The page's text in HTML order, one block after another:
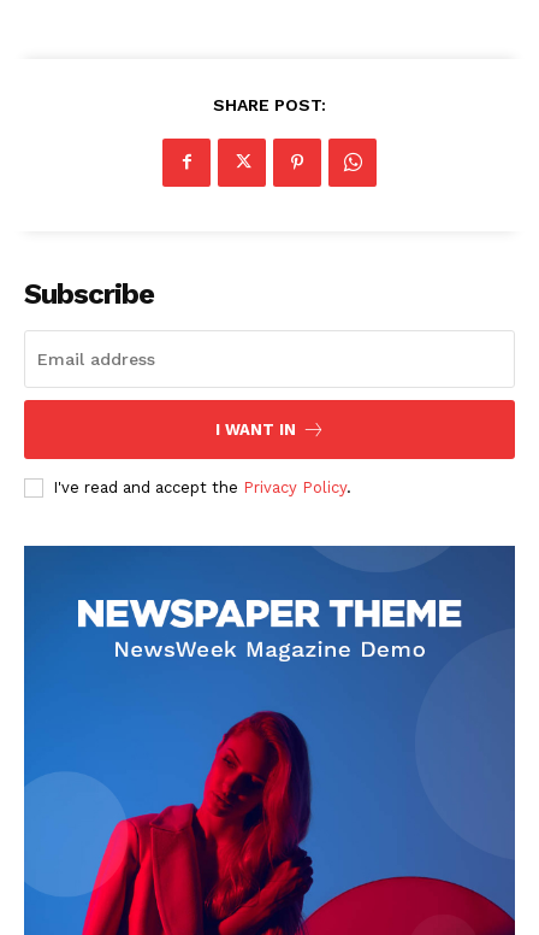
SHARE POST:
Subscribe
I WANT IN
I've read and accept the Privacy Policy.